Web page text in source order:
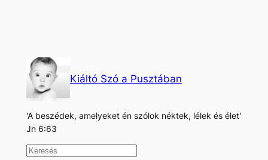
Kiáltó Szó a Pusztában
'A beszédek, amelyeket én szólok néktek, lélek és élet'
Jn 6:63
K